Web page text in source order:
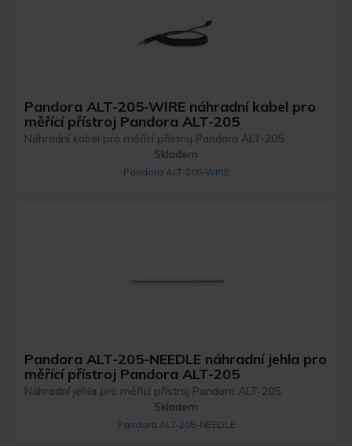
Pandora ALT-205-WIRE náhradní kabel pro
měřící přístroj Pandora ALT-205
Náhradní kabel pro měřící přístroj Pandora ALT-205.
Skladem
Pandora ALT-205-WIRE
Pandora ALT-205-NEEDLE náhradní jehla pro
měřící přístroj Pandora ALT-205
Náhradní jehla pro měřící přístroj Pandora ALT-205.
Skladem
Pandora ALT-205-NEEDLE